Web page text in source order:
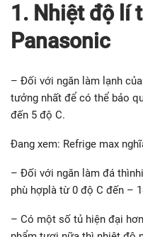
1. Nhiệt độ lí
Panasonic
– Đối với ngăn làm lạnh
tưởng nhất để có thể bảo
đến 5 độ C.
Đang xem: Refrige max
– Đối với ngăn làm đá
phù hợplà từ 0 độ C đến –
– Có một số tủ hiện đại